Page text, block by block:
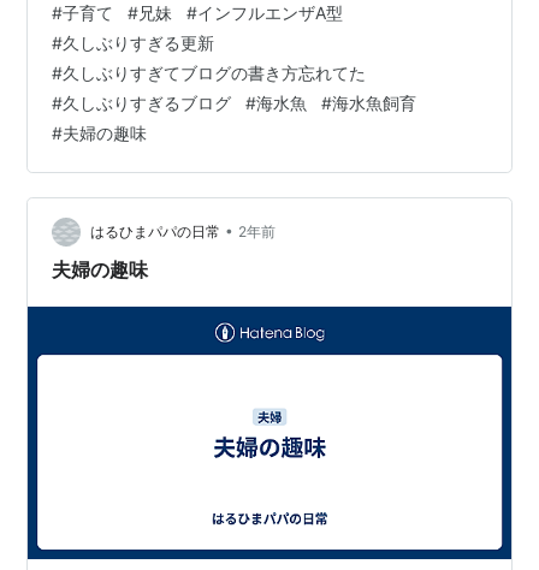
何より器用（笑） 出来ないだろう（笑） と、高をくくっ
ていると…😳 なーんて事もしばしばあります😏 同じ腹か
ら産んでも兄妹でこんなにも違うのも面白いものですよ
ね さて、お兄ちゃんですが 朝から３９℃の高熱が夜まで
続き、夜間診療所に行ってきました 検査結果は、インフ
ルエンザA型😵 バッチリ線…
#子育て #兄妹 #インフルエンザA型
#久しぶりすぎる更新
#久しぶりすぎてブログの書き方忘れてた
#久しぶりすぎるブログ #海水魚 #海水魚飼育
#夫婦の趣味
はるひまパパの日常 • 2年前
夫婦の趣味